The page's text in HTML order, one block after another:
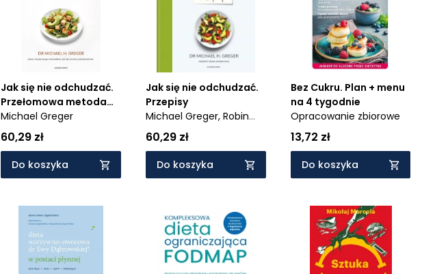
Jak się nie odchudzać.
Przełomowa metoda
zdrowej i trwałej utraty
wagi
Michael Greger
60,29 zł
Do koszyka
Jak się nie odchudzać.
Przepisy
Michael Greger, Robin
Robertson
60,29 zł
Do koszyka
Bez Cukru. Plan + menu
na 4 tygodnie
Opracowanie zbiorowe
13,72 zł
Do koszyka